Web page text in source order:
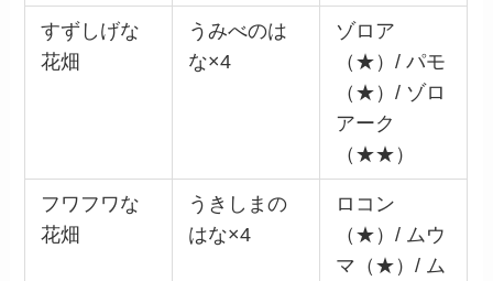
すずしげな
花畑
うみべのは
な×4
ゾロア
（★）/ パモ
（★）/ ゾロ
アーク
（★★）
フワフワな
花畑
うきしまの
はな×4
ロコン
（★）/ ムウ
マ（★）/ ム